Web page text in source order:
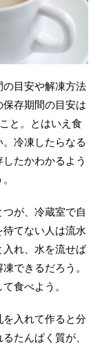
目安や解凍方法
存期間の目安は
と。とはいえ食
冷凍したらなる
たかわかるよう
が、冷蔵室で自
てない人は流水
れ、水を流せば
できるだろう。
食べよう。
入れて作ると分
たんぱく質が、